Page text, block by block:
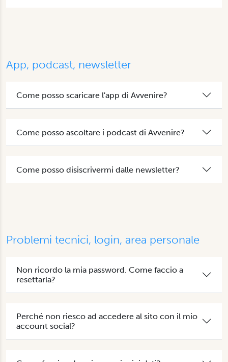
App, podcast, newsletter
Come posso scaricare l'app di Avvenire?
Come posso ascoltare i podcast di Avvenire?
Come posso disiscrivermi dalle newsletter?
Problemi tecnici, login, area personale
Non ricordo la mia password. Come faccio a
resettarla?
Perché non riesco ad accedere al sito con il mio
account social?